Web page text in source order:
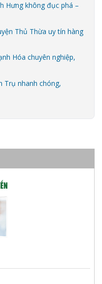
Hưng không đục phá –
Thủ Thừa uy tín hàng
Hóa chuyên nghiệp,
Trụ nhanh chóng,